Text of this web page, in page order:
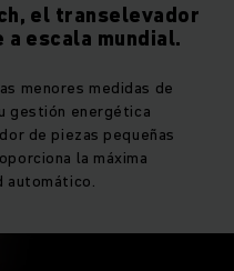
el transelevador
escala mundial.
menores medidas de
gestión energética
de piezas pequeñas
la máxima
automático.